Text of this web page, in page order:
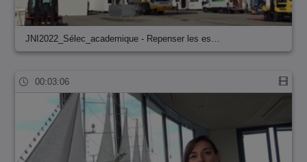
JNI2022_Sélec_academique - Repenser les es…
00:03:06